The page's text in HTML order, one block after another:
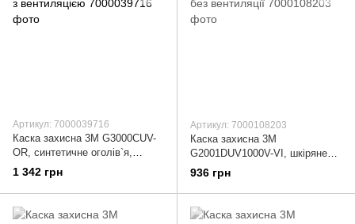
Артикул: 7000039716
Каска захисна 3М G3000CUV-
OR, синтетичне оголів`я,
штифтова застібка, з
вентиляцією
1 342 грн
Артикул: 7000108203
Каска захисна 3М
G2001DUV1000V-VI, шкіряне
оголів`я, штифтова застібка,
без вентиляції
936 грн